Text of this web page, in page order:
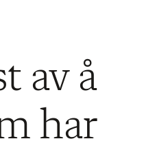
av å
har